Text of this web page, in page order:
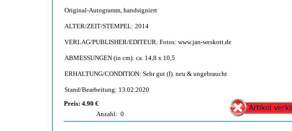
Original-Autogramm, handsigniert
ALTER/ZEIT/STEMPEL: 2014
VERLAG/PUBLISHER/EDITEUR: Fotos: www.jan-weskott.de
ABMESSUNGEN (in cm): ca. 14,8 x 10,5
ERHALTUNG/CONDITION: Sehr gut (I). neu & ungebraucht
Stand/Bearbeitung: 13.02.2020
Preis: 4.90 €
Anzahl: 0